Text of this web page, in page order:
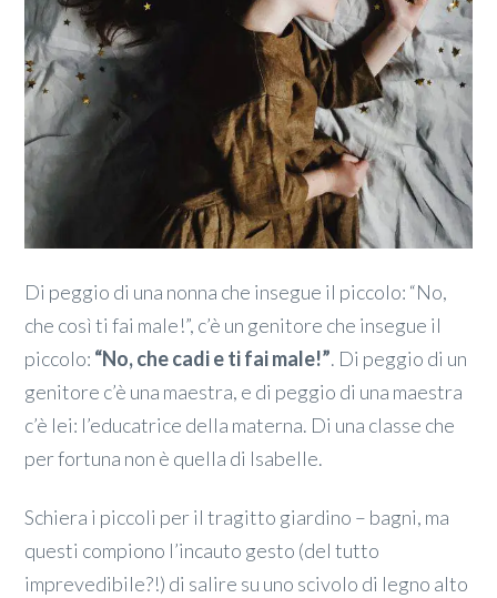
Di peggio di una nonna che insegue il piccolo: “No,
che così ti fai male!”, c’è un genitore che insegue il
piccolo: “No, che cadi e ti fai male!”. Di peggio di un
genitore c’è una maestra, e di peggio di una maestra
c’è lei: l’educatrice della materna. Di una classe che
per fortuna non è quella di Isabelle.
Schiera i piccoli per il tragitto giardino – bagni, ma
questi compiono l’incauto gesto (del tutto
imprevedibile?!) di salire su uno scivolo di legno alto